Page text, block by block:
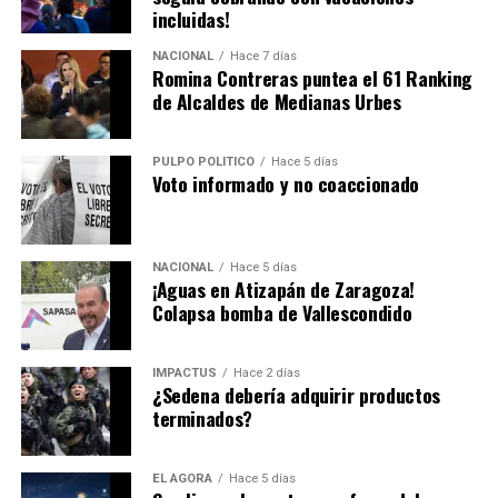
Hasta la fecha todavía es un misterio el motivo de la
renuncia de
Alfredo Vázquez… pero es de sabios
cambiar de opinión y la decisión está en el escritorio de
Pedro Rodríguez
un trabajo conjunto.
incluidas!
NACIONAL Hace 7 días
Romina Contreras puntea el 61 Ranking
de Alcaldes de Medianas Urbes
PULPO POLÍTICO Hace 5 días
Voto informado y no coaccionado
NACIONAL Hace 5 días
¡Aguas en Atizapán de Zaragoza!
Colapsa bomba de Vallescondido
IMPACTUS Hace 2 días
¿Sedena debería adquirir productos
terminados?
EL ÁGORA Hace 5 días